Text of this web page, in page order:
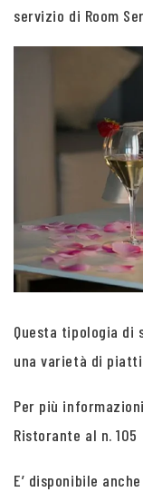
servizio di Room
Questa tipologia di
una varietà di
Per più
Ristorante al n.
E’ disponibile